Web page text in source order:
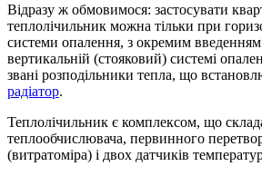
Відразу ж обмовимося: застосувати
теплолічильник можна тільки при
системи опалення, з окремим
вертикальній (стояковий) системі
звані розподільники тепла, що
радіатор.
Теплолічильник є комплексом, що
теплообчислювача, первинного
(витратоміра) і двох датчиків